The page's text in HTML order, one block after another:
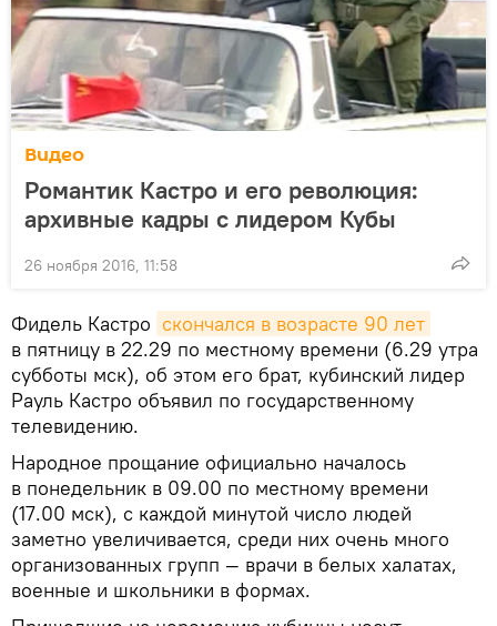
Видео
Романтик Кастро и его революция:
архивные кадры с лидером Кубы
26 ноября 2016, 11:58
Фидель Кастро скончался в возрасте 90 лет
в пятницу в 22.29 по местному времени (6.29 утра
субботы мск), об этом его брат, кубинский лидер
Рауль Кастро объявил по государственному
телевидению.
Народное прощание официально началось
в понедельник в 09.00 по местному времени
(17.00 мск), с каждой минутой число людей
заметно увеличивается, среди них очень много
организованных групп — врачи в белых халатах,
военные и школьники в формах.